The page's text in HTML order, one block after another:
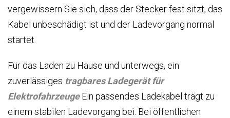
vergewissern Sie sich, dass der Stecker fest sitzt, das
Kabel unbeschädigt ist und der Ladevorgang normal
startet.
Für das Laden zu Hause und unterwegs, ein
zuverlässiges tragbares Ladegerät für
ElektrofahrzeugeEin passendes Ladekabel trägt zu
einem stabilen Ladevorgang bei. Bei öffentlichen